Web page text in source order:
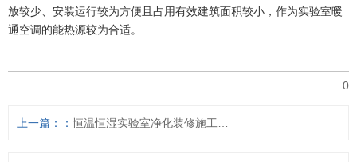
放较少、安装运行较为方便且占用有效建筑面积较小，作为实验室暖
通空调的能热源较为合适。
0
上一篇：